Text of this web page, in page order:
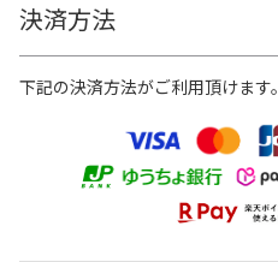
決済方法
下記の決済方法がご利用頂けます。